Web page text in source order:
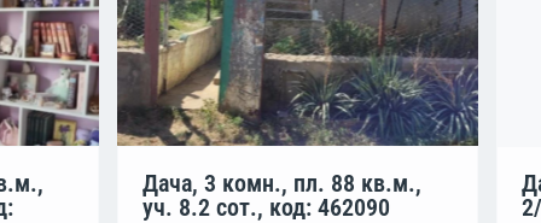
Дача, 3 комн., пл. 88 кв.м.,
уч. 8.2 сот., код: 462090